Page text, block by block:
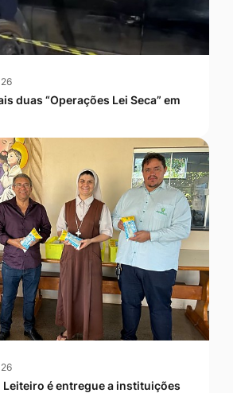
duas “Operações Lei Seca” em
Leiteiro é entregue a instituições